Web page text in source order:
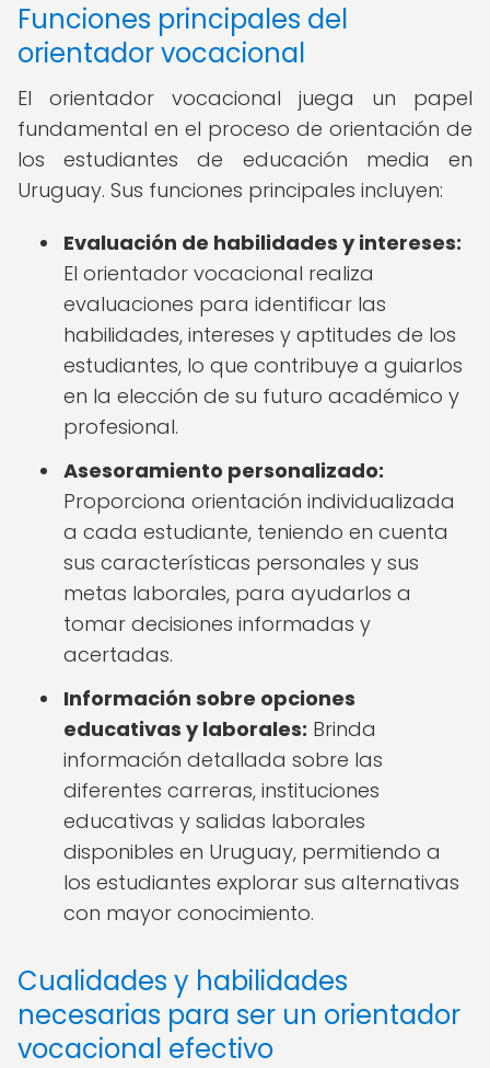
Funciones principales del
orientador vocacional
El orientador vocacional juega un papel
fundamental en el proceso de orientación de
los estudiantes de educación media en
Uruguay. Sus funciones principales incluyen:
Evaluación de habilidades y intereses:
El orientador vocacional realiza
evaluaciones para identificar las
habilidades, intereses y aptitudes de los
estudiantes, lo que contribuye a guiarlos
en la elección de su futuro académico y
profesional.
Asesoramiento personalizado:
Proporciona orientación individualizada
a cada estudiante, teniendo en cuenta
sus características personales y sus
metas laborales, para ayudarlos a
tomar decisiones informadas y
acertadas.
Información sobre opciones
educativas y laborales: Brinda
información detallada sobre las
diferentes carreras, instituciones
educativas y salidas laborales
disponibles en Uruguay, permitiendo a
los estudiantes explorar sus alternativas
con mayor conocimiento.
Cualidades y habilidades
necesarias para ser un orientador
vocacional efectivo